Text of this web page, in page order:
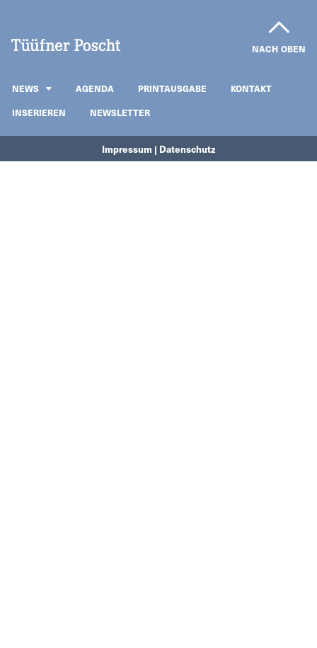
NACH OBEN
NEWS AGENDA PRINTAUSGABE
KONTAKT
INSERIEREN
NEWSLETTER
Impressum | Datenschutz